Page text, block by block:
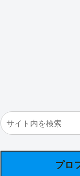
プロ